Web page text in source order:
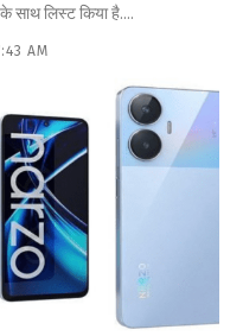
लिस्ट किया है....
AM